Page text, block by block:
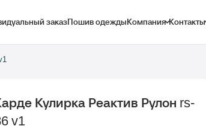
заказПошив одеждыКомпания Контакты
Кулирка Реактив Рулон rs-
v1